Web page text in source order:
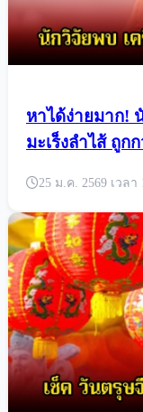
หาได้ง่ายมาก!
มะเร็งลำไส้ ถู
25 ม.ค. 2569 เวลา